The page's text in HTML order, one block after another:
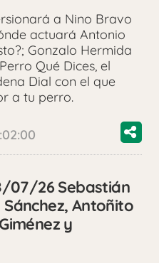
a Nino Bravo
actuará Antonio
Gonzalo Hermida
Qué Dices, el
Dial con el que
a tu perro.
07/26 Sebastián
Antoñito
y